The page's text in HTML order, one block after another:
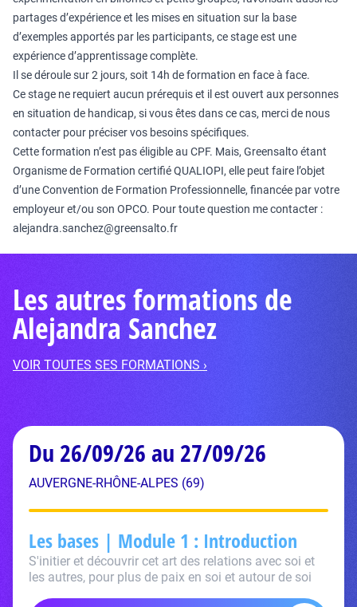
partages d’expérience et les mises en situation sur la base
d’exemples apportés par les participants, ce stage est une
expérience d’apprentissage complète.
Il se déroule sur 2 jours, soit 14h de formation en face à face.
Ce stage ne requiert aucun prérequis et il est ouvert aux personnes
en situation de handicap, si vous êtes dans ce cas, merci de nous
contacter pour préciser vos besoins spécifiques.
Cette formation n’est pas éligible au CPF. Mais, Greensalto étant
Organisme de Formation certifié QUALIOPI, elle peut faire l’objet
d’une Convention de Formation Professionnelle, financée par votre
employeur et/ou son OPCO. Pour toute question me contacter :
alejandra.sanchez@greensalto.fr
Les autres formations de
Alejandra Sanchez
VOIR TOUTES SES FORMATIONS ›
Du 26/09/26 au 27/09/26
AUVERGNE-RHÔNE-ALPES (69)
Les bases | Module 1 : Introduction
S'initier et découvrir cet art des relations avec soi et
les autres, pour plus de paix en soi et autour de soi